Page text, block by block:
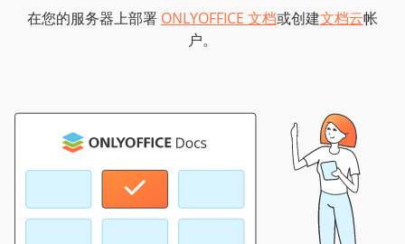
在您的服务器上部署 ONLYOFFICE 文档或创建文档云帐
户。